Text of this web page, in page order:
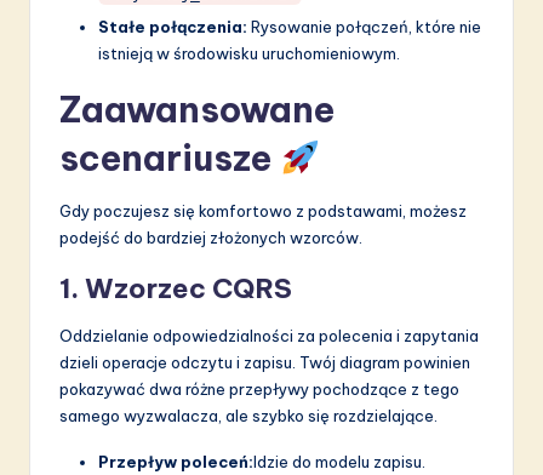
Stałe połączenia: Rysowanie połączeń, które nie
istnieją w środowisku uruchomieniowym.
Zaawansowane
scenariusze
Gdy poczujesz się komfortowo z podstawami, możesz
podejść do bardziej złożonych wzorców.
1. Wzorzec CQRS
Oddzielanie odpowiedzialności za polecenia i zapytania
dzieli operacje odczytu i zapisu. Twój diagram powinien
pokazywać dwa różne przepływy pochodzące z tego
samego wyzwalacza, ale szybko się rozdzielające.
Przepływ poleceń:Idzie do modelu zapisu.